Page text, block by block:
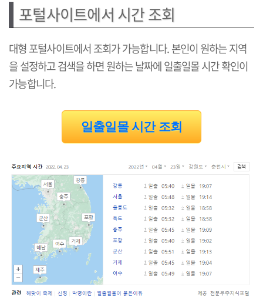
포털사이트에서 시간 조회
대형 포털사이트에서 조회가 가능합니다. 본인이 원하는 지역
을 설정하고 검색을 하면 원하는 날짜에 일출일몰 시간 확인이
가능합니다.
일출일몰 시간 조회